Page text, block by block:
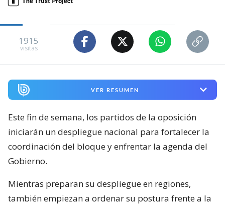
1915
visitas
VER RESUMEN
Este fin de semana, los partidos de la oposición
iniciarán un despliegue nacional para fortalecer la
coordinación del bloque y enfrentar la agenda del
Gobierno.
Mientras preparan su despliegue en regiones,
también empiezan a ordenar su postura frente a la